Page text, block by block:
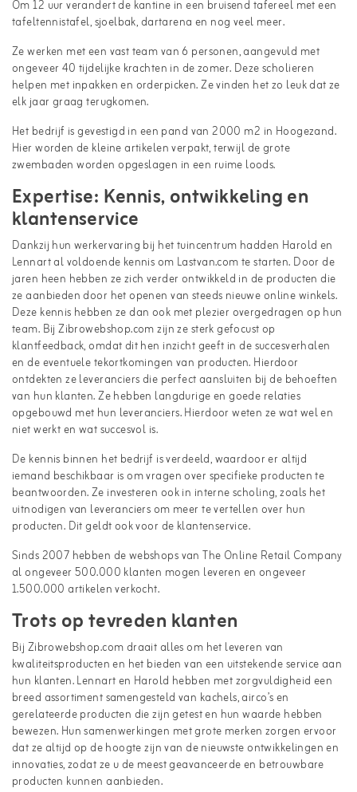
Om 12 uur verandert de kantine in een bruisend tafereel met een
tafeltennistafel, sjoelbak, dartarena en nog veel meer.
Ze werken met een vast team van 6 personen, aangevuld met
ongeveer 40 tijdelijke krachten in de zomer. Deze scholieren
helpen met inpakken en orderpicken. Ze vinden het zo leuk dat ze
elk jaar graag terugkomen.
Het bedrijf is gevestigd in een pand van 2000 m2 in Hoogezand.
Hier worden de kleine artikelen verpakt, terwijl de grote
zwembaden worden opgeslagen in een ruime loods.
Expertise: Kennis, ontwikkeling en
klantenservice
Dankzij hun werkervaring bij het tuincentrum hadden Harold en
Lennart al voldoende kennis om Lastvan.com te starten. Door de
jaren heen hebben ze zich verder ontwikkeld in de producten die
ze aanbieden door het openen van steeds nieuwe online winkels.
Deze kennis hebben ze dan ook met plezier overgedragen op hun
team. Bij Zibrowebshop.com zijn ze sterk gefocust op
klantfeedback, omdat dit hen inzicht geeft in de succesverhalen
en de eventuele tekortkomingen van producten. Hierdoor
ontdekten ze leveranciers die perfect aansluiten bij de behoeften
van hun klanten. Ze hebben langdurige en goede relaties
opgebouwd met hun leveranciers. Hierdoor weten ze wat wel en
niet werkt en wat succesvol is.
De kennis binnen het bedrijf is verdeeld, waardoor er altijd
iemand beschikbaar is om vragen over specifieke producten te
beantwoorden. Ze investeren ook in interne scholing, zoals het
uitnodigen van leveranciers om meer te vertellen over hun
producten. Dit geldt ook voor de klantenservice.
Sinds 2007 hebben de webshops van The Online Retail Company
al ongeveer 500.000 klanten mogen leveren en ongeveer
1.500.000 artikelen verkocht.
Trots op tevreden klanten
Bij Zibrowebshop.com draait alles om het leveren van
kwaliteitsproducten en het bieden van een uitstekende service aan
hun klanten. Lennart en Harold hebben met zorgvuldigheid een
breed assortiment samengesteld van kachels, airco’s en
gerelateerde producten die zijn getest en hun waarde hebben
bewezen. Hun samenwerkingen met grote merken zorgen ervoor
dat ze altijd op de hoogte zijn van de nieuwste ontwikkelingen en
innovaties, zodat ze u de meest geavanceerde en betrouwbare
producten kunnen aanbieden.